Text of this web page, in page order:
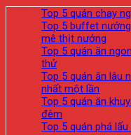
Top 5 quán chay
Top 5 buffet
mê thịt nướng
Top 5 quán ăn
thử
Top 5 quán ăn lâu
nhất một lần
Top 5 quán ăn
đêm
Top 5 quán phá